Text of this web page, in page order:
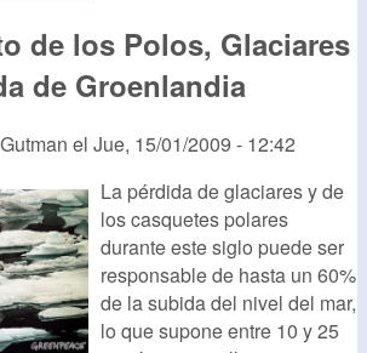
de los Polos, Glaciares
de Groenlandia
el Jue, 15/01/2009 - 12:42
La pérdida de glaciares y de
los casquetes polares
durante este siglo puede ser
responsable de hasta un 60%
de la subida del nivel del mar,
lo que supone entre 10 y 25